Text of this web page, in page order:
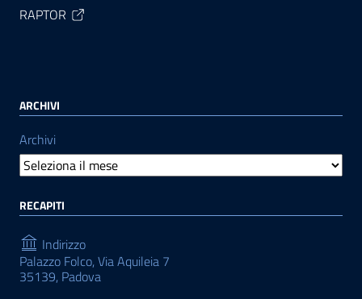
RAPTOR
ARCHIVI
Archivi
RECAPITI
Indirizzo
Palazzo Folco, Via Aquileia 7
35139, Padova